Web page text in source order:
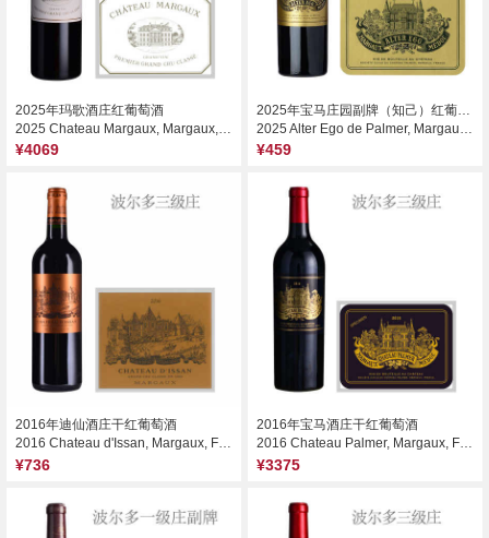
2025年玛歌酒庄红葡萄酒
2025 Chateau Margaux, Margaux, France
¥4069
2025年宝马庄园副牌（知己）红葡萄酒
2025 Alter Ego de Palmer, Margaux, France
¥459
2016年迪仙酒庄干红葡萄酒
2016 Chateau d'Issan, Margaux, France
¥736
2016年宝马酒庄干红葡萄酒
2016 Chateau Palmer, Margaux, France
¥3375